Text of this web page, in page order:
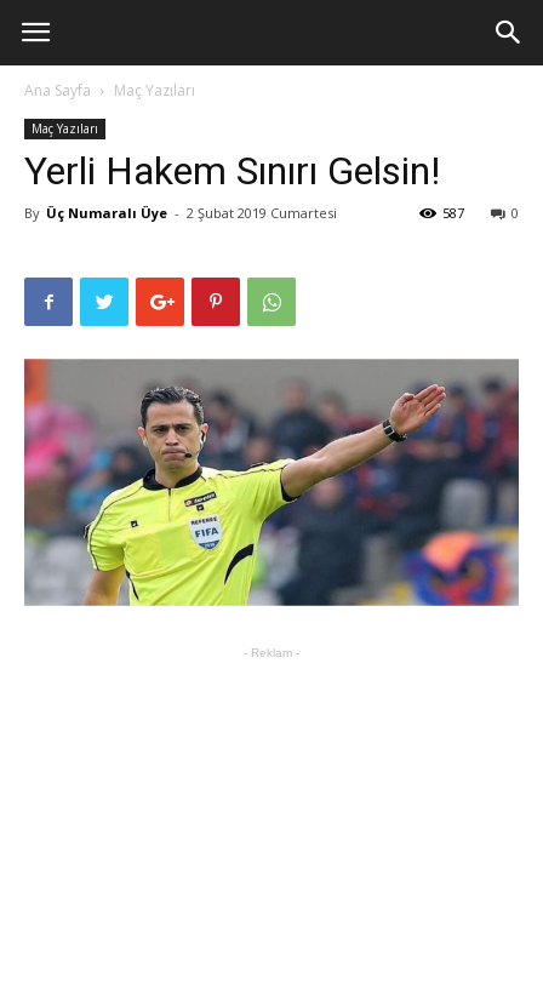
Ana Sayfa Maç Yazıları
Maç Yazıları
Yerli Hakem Sınırı Gelsin!
By Üç Numaralı Üye - 2 Şubat 2019 Cumartesi 0
587
- Reklam -